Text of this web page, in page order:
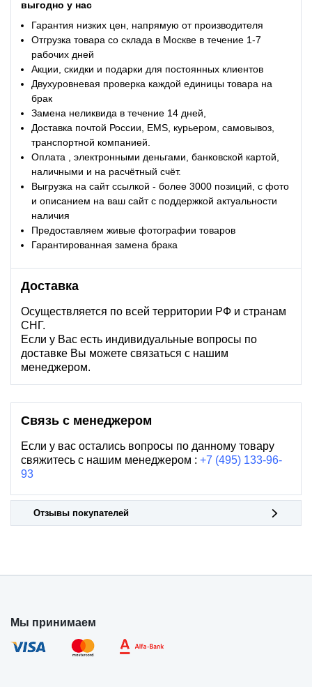
выгодно у нас
Гарантия низких цен, напрямую от производителя
Отгрузка товара со склада в Москве в течение 1-7
рабочих дней
Акции, скидки и подарки для постоянных клиентов
Двухуровневая проверка каждой единицы товара на
брак
Замена неликвида в течение 14 дней,
Доставка почтой России, EMS, курьером, самовывоз,
транспортной компанией.
Оплата , электронными деньгами, банковской картой,
наличными и на расчётный счёт.
Выгрузка на сайт ссылкой - более 3000 позиций, с фото
и описанием на ваш сайт с поддержкой актуальности
наличия
Предоставляем живые фотографии товаров
Гарантированная замена брака
Доставка
Осуществляется по всей территории РФ и странам
СНГ.
Если у Вас есть индивидуальные вопросы по
доставке Вы можете связаться с нашим
менеджером.
Связь с менеджером
Если у вас остались вопросы по данному товару
свяжитесь с нашим менеджером : +7 (495) 133-96-
93
Отзывы покупателей
Мы принимаем